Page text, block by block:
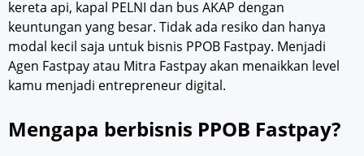
kereta api, kapal PELNI dan bus AKAP dengan
keuntungan yang besar. Tidak ada resiko dan hanya
modal kecil saja untuk bisnis PPOB Fastpay. Menjadi
Agen Fastpay atau Mitra Fastpay akan menaikkan level
kamu menjadi entrepreneur digital.
Mengapa berbisnis PPOB Fastpay?